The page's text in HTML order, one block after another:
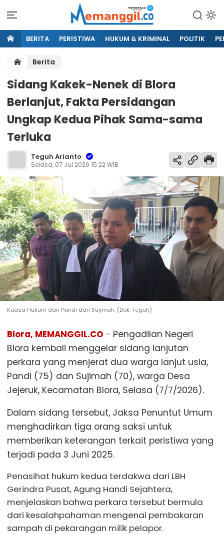
BERITA PERISTIWA HUKUM & KRIMINAL POLITIK
Berita
Sidang Kakek-Nenek di Blora
Berlanjut, Fakta Persidangan
Ungkap Kedua Pihak Sama-sama
Terluka
Teguh Arianto
Selasa, 07 Jul 2026 15:22 WIB
Kuasa Hukum dari Pandi dan Sujimah. (Dok. Teguh)
Blora, MEMANGGIL.CO – Pengadilan Negeri
Blora kembali menggelar sidang lanjutan
perkara yang menjerat dua warga lanjut usia,
Pandi (75) dan Sujimah (70), warga Desa
Jejeruk, Kecamatan Blora, Selasa (7/7/2026).
Dalam sidang tersebut, Jaksa Penuntut Umum
menghadirkan tiga orang saksi untuk
memberikan keterangan terkait peristiwa yang
terjadi pada 3 Juni 2025.
Penasihat hukum kedua terdakwa dari LBH
Gerindra Pusat, Agung Handi Sejahtera,
menjelaskan bahwa perkara tersebut bermula
dari kesalahpahaman mengenai pembakaran
sampah di pekarangan milik pelapor.